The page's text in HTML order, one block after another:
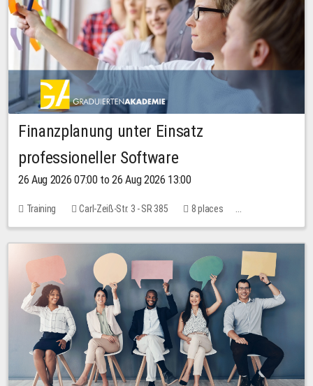
Finanzplanung unter Einsatz
professioneller Software
26 Aug 2026 07:00 to 26 Aug 2026 13:00
Training Carl-Zeiß-Str. 3 - SR 385
8 places
20.00 EUR